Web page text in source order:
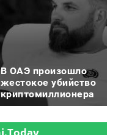
В ОАЭ произошло
жестокое убийство
криптомиллионера